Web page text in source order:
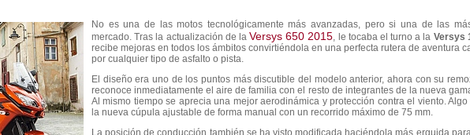
No es una de las motos tecnológicamente más avanzadas, pero si una de las
mercado. Tras la actualización de la Versys 650 2015, le tocaba el turno a la Versys
recibe mejoras en todos los ámbitos convirtiéndola en una perfecta rutera de aventura
por cualquier tipo de asfalto o pista.
El diseño era uno de los puntos más discutible del modelo anterior, ahora con su
reconoce inmediatamente el aire de familia con el resto de integrantes de la nueva
Al mismo tiempo se aprecia una mejor aerodinámica y protección contra el viento.
la nueva cúpula ajustable de forma manual con un recorrido máximo de 75 mm.
La posición de conducción también se ha visto modificada haciéndola más erguida